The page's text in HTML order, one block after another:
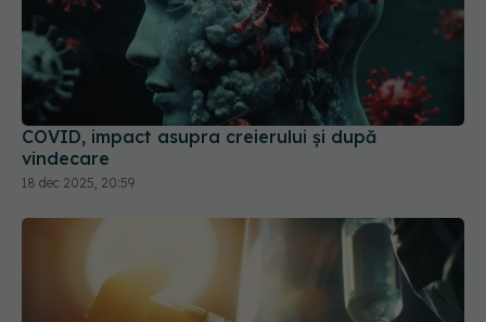
COVID, impact asupra creierului și după
vindecare
18 dec 2025, 20:59